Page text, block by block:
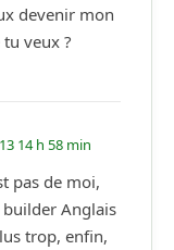
devenir mon
veux ?
14 h 58 min
pas de moi,
builder Anglais
trop, enfin,